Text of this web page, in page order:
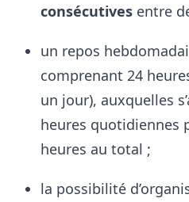
consécutives entre
un repos
comprenant 24
un jour), auxquelles
heures quotidiennes
heures au total ;
la possibilité